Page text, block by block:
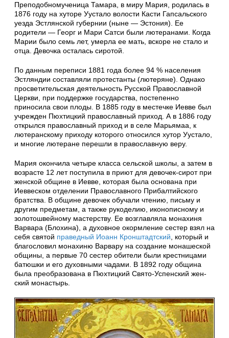
Преподобномученица Тамара, в миру Мария, родилась в
1876 году на хуторе Уустало волости Касти Гапсальского
уезда Эстлянской губернии (ныне — Эстония). Ее
родители — Георг и Мари Сатси были лютеранами. Когда
Марии было семь лет, умерла ее мать, вскоре не стало и
отца. Девочка осталась сиротой.
По данным переписи 1881 года более 94 % населения
Эстляндии составляли протестанты (лютеряне). Однако
просветительская деятельность Русской Православной
Церкви, при поддержке государства, постепенно
приносила свои плоды. В 1885 году в местечке Иевве был
учрежден Пюхтицкий православный приход. А в 1886 году
открылся православный приход и в селе Марьямаа, к
лютеранскому приходу которого относился хутор Уустало,
и многие лютеране перешли в православную веру.
Мария окончила четыре класса сельской школы, а затем в
возрасте 12 лет поступила в приют для девочек-сирот при
женской общине в Иевве, которая была основана при
Иеввеском отделении Православного Прибалтийского
братства. В общине девочек обучали чтению, письму и
другим предметам, а также рукоделию, иконописному и
золотошвейному мастерству. Ее возглавляла монахиня
Варвара (Блохина), а духовное окормление сестер взял на
себя святой праведный Иоанн Кронштадтский, который и
благословил монахиню Варвару на создание монашеской
общины, а первые 70 сестер обители были крестницами
батюшки и его духовными чадами. В 1892 го­ду община
бы­ла пре­об­ра­зо­ва­на в Пюхтицкий Свя­то-Успен­ский жен­
ский мо­на­стырь.